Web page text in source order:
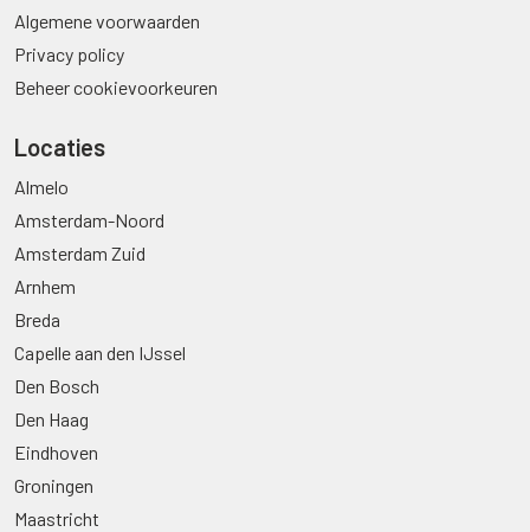
Algemene voorwaarden
Privacy policy
Beheer cookievoorkeuren
Locaties
Almelo
Amsterdam-Noord
Amsterdam Zuid
Arnhem
Breda
Capelle aan den IJssel
Den Bosch
Den Haag
Eindhoven
Groningen
Maastricht